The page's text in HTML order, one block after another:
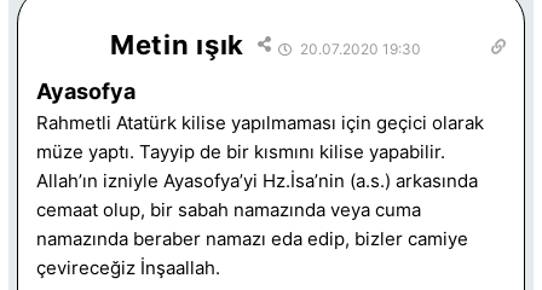
Metin ışık 20.07.2020 19:30
Ayasofya
Rahmetli Atatürk kilise yapılmaması için geçici olarak
müze yaptı. Tayyip de bir kısmını kilise yapabilir.
Allah’ın izniyle Ayasofya’yi Hz.İsa’nin (a.s.) arkasında
cemaat olup, bir sabah namazında veya cuma
namazında beraber namazı eda edip, bizler camiye
çevireceğiz İnşaallah.